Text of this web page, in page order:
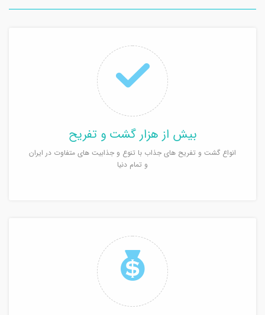
بیش از هزار گشت و تفریح
انواع گشت و تفریح های جذاب با تنوع و جذابیت های متفاوت در ایران
و تمام دنیا